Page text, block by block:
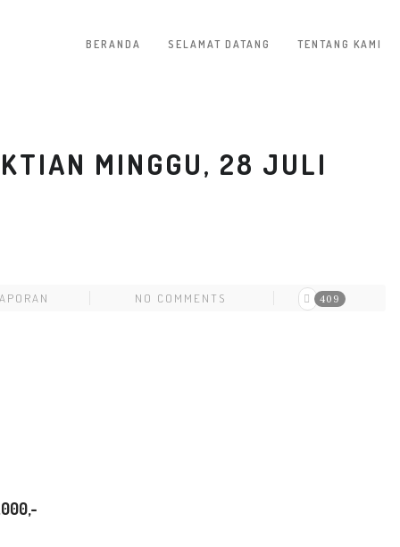
BERANDA SELAMAT DATANG TENTANG KAMI
MINGGU, 28 JULI
NO COMMENTS 409